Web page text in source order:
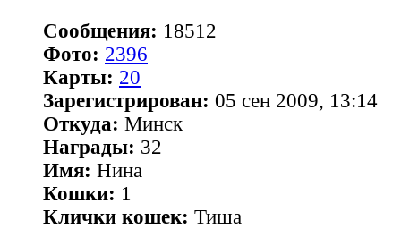
Сообщения: 18512
Фото: 2396
Карты: 20
Зарегистрирован: 05 сен 2009, 13:14
Откуда: Минск
Награды: 32
Имя: Нина
Кошки: 1
Клички кошек: Тиша